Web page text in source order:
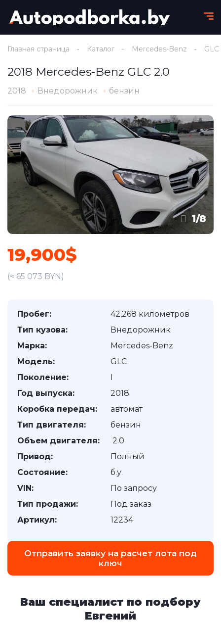
Главная страница Каталог Mercedes-Benz GLC
2018 Mercedes-Benz GLC 2.0
2018 Внедорожник бензин
1/8
19,900$
(≈ 65 073 BYN)
Пробег:
42,268 километров
Тип кузова:
Внедорожник
Марка:
Mercedes-Benz
Модель:
GLC
Поколение:
I
Год выпуска:
2018
Коробка передач:
автомат
Тип двигателя:
бензин
Объем двигателя:
2.0
Привод:
Полный
Состояние:
б.у.
VIN:
По запросу
Тип продажи:
Под заказ
Артикул:
12234
Отправить заявку на расчет лота под
ключ
Ваш специалист по подбору
Евгений